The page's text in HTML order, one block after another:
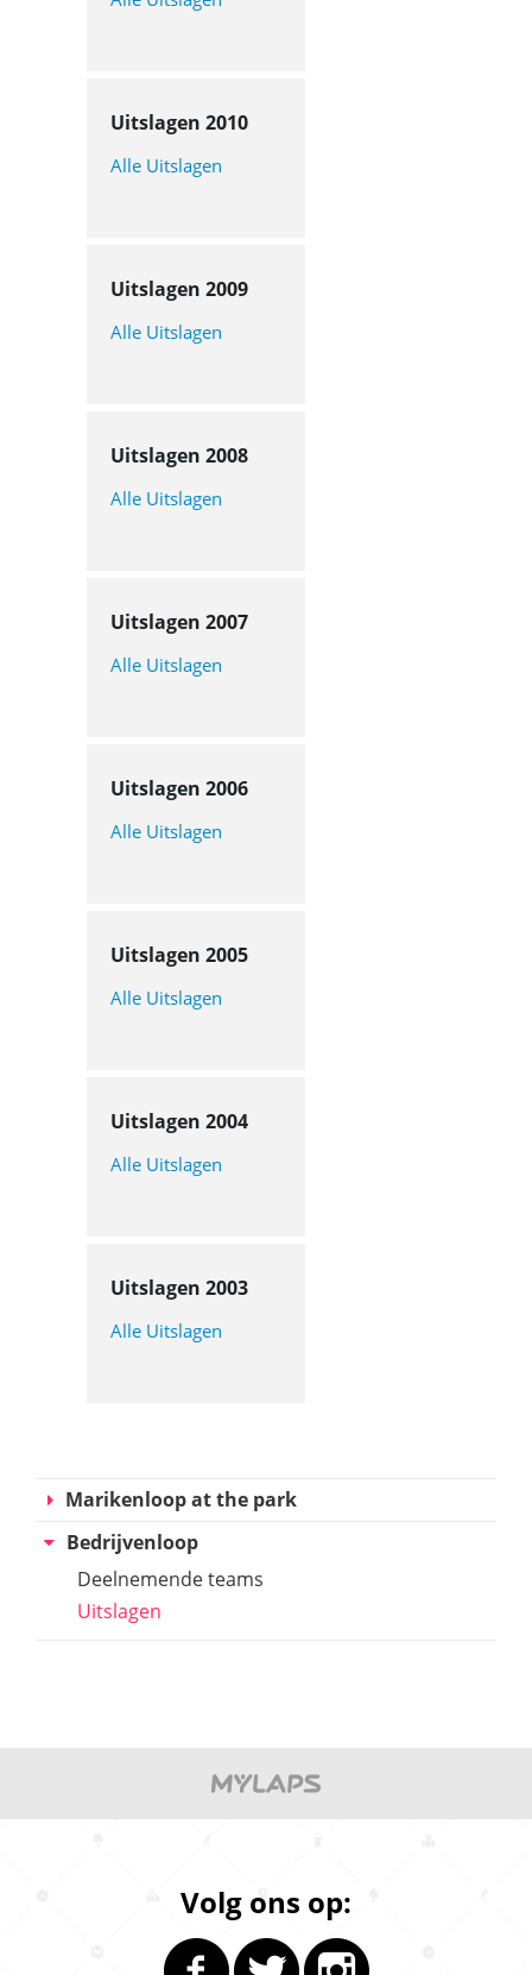
Uitslagen 2010
Alle Uitslagen
Uitslagen 2009
Alle Uitslagen
Uitslagen 2008
Alle Uitslagen
Uitslagen 2007
Alle Uitslagen
Uitslagen 2006
Alle Uitslagen
Uitslagen 2005
Alle Uitslagen
Uitslagen 2004
Alle Uitslagen
Uitslagen 2003
Alle Uitslagen
Marikenloop at the park
Bedrijvenloop
Deelnemende teams
Uitslagen
Volg ons op: